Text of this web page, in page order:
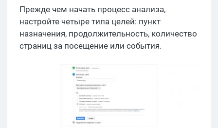
Прежде чем начать процесс анализа,
настройте четыре типа целей: пункт
назначения, продолжительность, количество
страниц за посещение или события.